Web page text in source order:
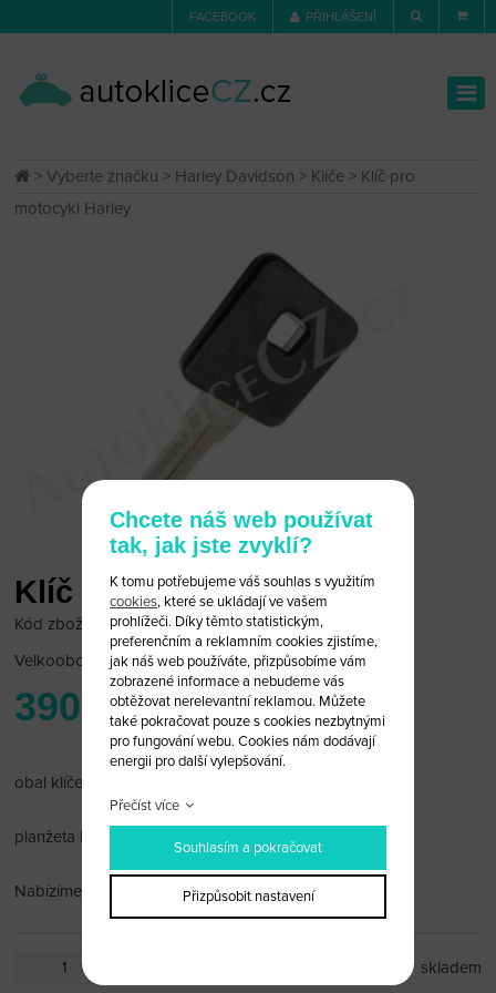
FACEBOOK PŘIHLÁŠENÍ
>Vyberte značku > Harley Davidson > Klíče > Klíč pro
motocykl Harley
Klíč pro motocykl Harley
Kód zboží: HAR_MOTO_03
Velkoobchodní cena:po přihlášení
390 Kč
obal klíče motocyklu Harley
planžeta levostranná
Nabízíme též vybroušení planžety.
skladem
Chcete náš web používat
tak, jak jste zvyklí?
K tomu potřebujeme váš souhlas s využitím
cookies, které se ukládají ve vašem
prohlížeči. Díky těmto statistickým,
preferenčním a reklamním cookies zjistíme,
jak náš web používáte, přizpůsobíme vám
zobrazené informace a nebudeme vás
obtěžovat nerelevantní reklamou. Můžete
také pokračovat pouze s cookies nezbytnými
pro fungování webu. Cookies nám dodávají
energii pro další vylepšování.
Přečíst více
Souhlasím a pokračovat
Přizpůsobit nastavení